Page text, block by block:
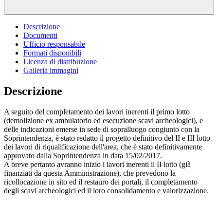
Descrizione
Documenti
Ufficio responsabile
Formati disponibili
Licenza di distribuzione
Galleria immagini
Descrizione
A seguito del completamento dei lavori inerenti il primo lotto
(demolizione ex ambulatorio ed esecuzione scavi archeologici), e
delle indicazioni emerse in sede di sopralluogo congiunto con la
Soprintendenza, è stato redatto il progetto definitivo del II e III lotto
dei lavori di riqualificazione dell'area, che è stato definitivamente
approvato dalla Soprintendenza in data 15/02/2017.
A breve pertanto avranno inizio i lavori inerenti il II lotto (già
finanziati da questa Amministrazione), che prevedono la
ricollocazione in sito ed il restauro dei portali, il completamento
degli scavi archeologici ed il loro consolidamento e valorizzazione.